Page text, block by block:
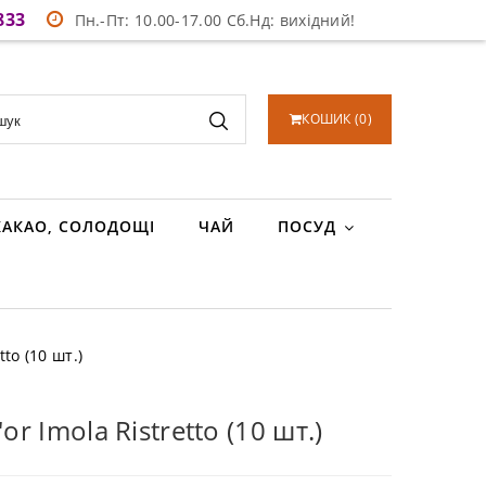
Пн.-Пт: 10.00-17.00 Сб.Нд: вихідний!
КОШИК (0)
СОЛОДОЩІ ЧАЙ ПОСУД
(10 шт.)
Imola Ristretto (10 шт.)